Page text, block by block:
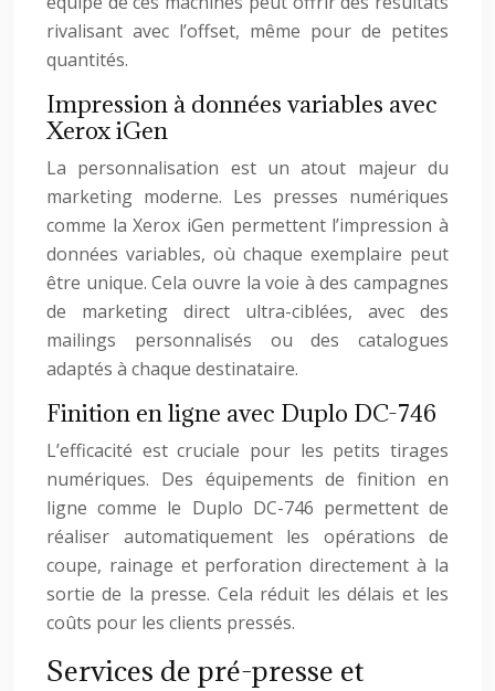
rivalisant avec l’offset, même pour de petites
quantités.
Impression à données variables avec
Xerox iGen
La personnalisation est un atout majeur du
marketing moderne. Les presses numériques
comme la Xerox iGen permettent l’impression à
données variables, où chaque exemplaire peut
être unique. Cela ouvre la voie à des campagnes
de marketing direct ultra-ciblées, avec des
mailings personnalisés ou des catalogues
adaptés à chaque destinataire.
Finition en ligne avec Duplo DC-746
L’efficacité est cruciale pour les petits tirages
numériques. Des équipements de finition en
ligne comme le Duplo DC-746 permettent de
réaliser automatiquement les opérations de
coupe, rainage et perforation directement à la
sortie de la presse. Cela réduit les délais et les
coûts pour les clients pressés.
Services de pré-presse et